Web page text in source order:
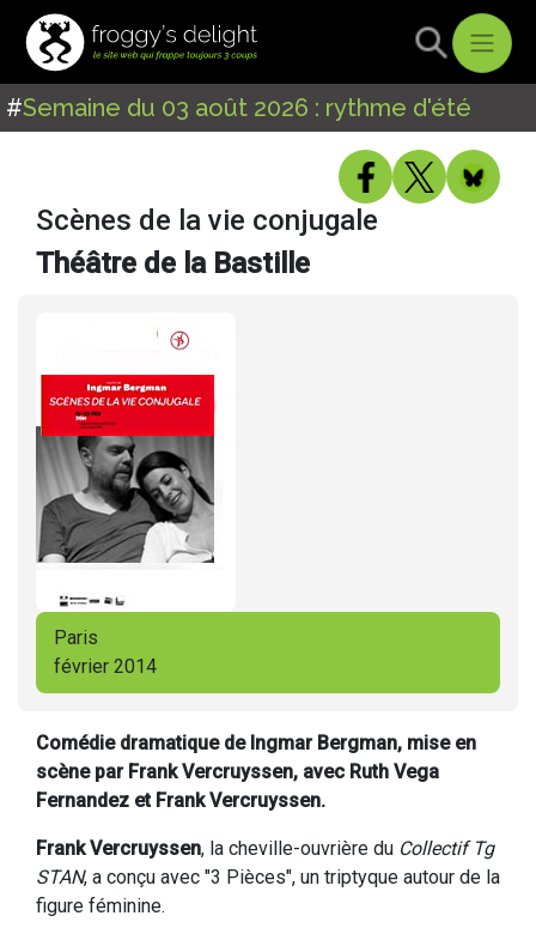
#Semaine du 03 août 2026 : rythme d'été
Scènes de la vie conjugale
Théâtre de la Bastille
Paris
février 2014
Comédie dramatique de Ingmar Bergman, mise en
scène par Frank Vercruyssen, avec Ruth Vega
Fernandez et Frank Vercruyssen.
Frank Vercruyssen, la cheville-ouvrière du Collectif Tg
STAN, a conçu avec "3 Pièces", un triptyque autour de la
figure féminine.